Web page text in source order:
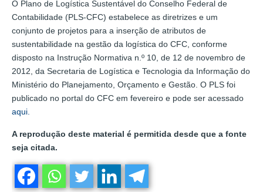
O Plano de Logística Sustentável do Conselho Federal de
Contabilidade (PLS-CFC) estabelece as diretrizes e um
conjunto de projetos para a inserção de atributos de
sustentabilidade na gestão da logística do CFC, conforme
disposto na Instrução Normativa n.º 10, de 12 de novembro de
2012, da Secretaria de Logística e Tecnologia da Informação do
Ministério do Planejamento, Orçamento e Gestão. O PLS foi
publicado no portal do CFC em fevereiro e pode ser acessado
aqui.
A reprodução deste material é permitida desde que a fonte
seja citada.